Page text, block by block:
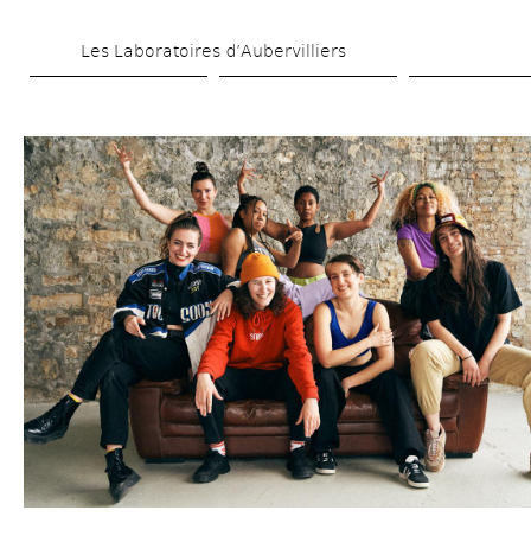
to
content
Les Laboratoires d’Aubervilliers